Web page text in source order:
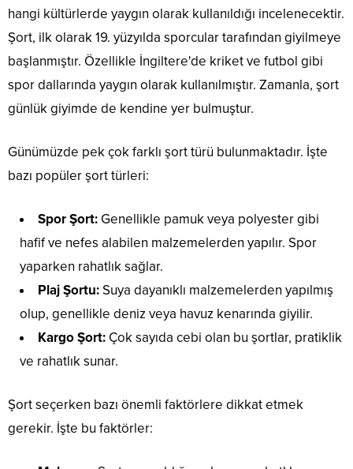
hangi kültürlerde yaygın olarak kullanıldığı incelenecektir.
Şort, ilk olarak 19. yüzyılda sporcular tarafından giyilmeye
başlanmıştır. Özellikle İngiltere'de kriket ve futbol gibi
spor dallarında yaygın olarak kullanılmıştır. Zamanla, şort
günlük giyimde de kendine yer bulmuştur.
Günümüzde pek çok farklı şort türü bulunmaktadır. İşte
bazı popüler şort türleri:
Spor Şort: Genellikle pamuk veya polyester gibi
hafif ve nefes alabilen malzemelerden yapılır. Spor
yaparken rahatlık sağlar.
Plaj Şortu:Suya dayanıklı malzemelerden yapılmış
olup, genellikle deniz veya havuz kenarında giyilir.
Kargo Şort: Çok sayıda cebi olan bu şortlar, pratiklik
ve rahatlık sunar.
Şort seçerken bazı önemli faktörlere dikkat etmek
gerekir. İşte bu faktörler: